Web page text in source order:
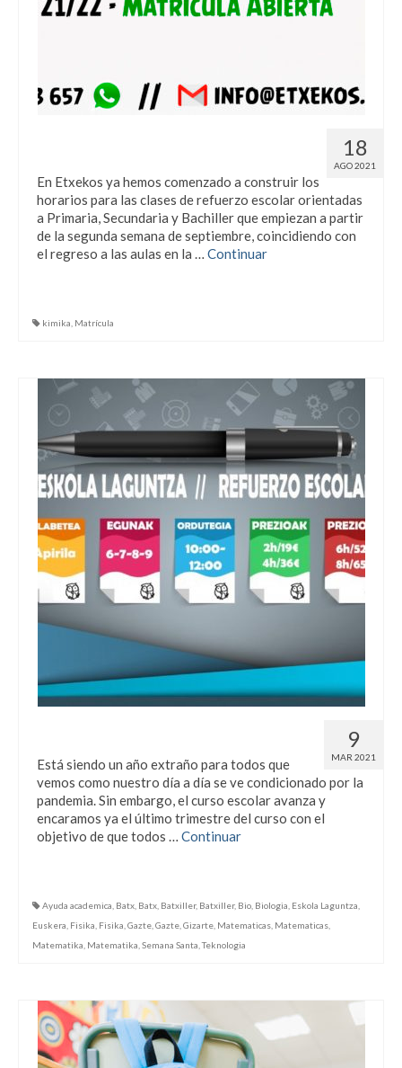
18
AGO 2021
En Etxekos ya hemos comenzado a construir los
horarios para las clases de refuerzo escolar orientadas
a Primaria, Secundaria y Bachiller que empiezan a partir
de la segunda semana de septiembre, coincidiendo con
el regreso a las aulas en la … Continuar
kimika Matrícula
9
MAR 2021
Está siendo un año extraño para todos que
vemos como nuestro día a día se ve condicionado por la
pandemia. Sin embargo, el curso escolar avanza y
encaramos ya el último trimestre del curso con el
objetivo de que todos … Continuar
Ayuda academica Batx Batx Batxiller, Batxiller, Bio Biologia Eskola Laguntza
Euskera Fisika Fisika Gazte Gazte Gizarte Matematicas Matematicas
Matematika Matematika Semana Santa ,Teknologia